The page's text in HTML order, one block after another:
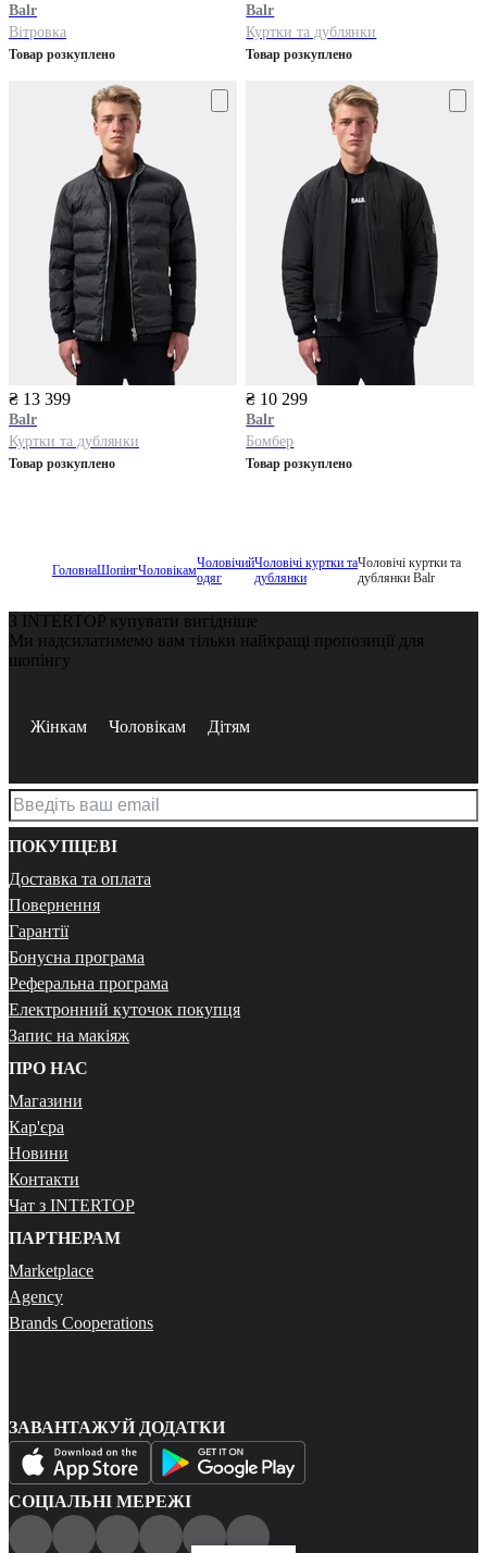
Balr
Вітровка
Товар розкуплено
Balr
Куртки та дублянки
Товар розкуплено
₴ 13 399
Balr
Куртки та дублянки
Товар розкуплено
₴ 10 299
Balr
Бомбер
Товар розкуплено
ГоловнаШопінгЧоловікамЧоловічий
одяг
Чоловічі куртки та
дублянки
Чоловічі куртки та
дублянки Balr
З INTERTOP купувати вигідніше
Ми надсилатимемо вам тільки найкращі пропозиції для
шопінгу
Жінкам Чоловікам Дітям
ПОКУПЦЕВІ
Доставка та оплата
Повернення
Гарантії
Бонусна програма
Реферальна програма
Електронний куточок покупця
Запис на макіяж
ПРО НАС
Магазини
Кар'єра
Новини
Контакти
Чат з INTERTOP
ПАРТНЕРАМ
Marketplace
Agency
Brands Cooperations
ЗАВАНТАЖУЙ ДОДАТКИ
СОЦІАЛЬНІ МЕРЕЖІ